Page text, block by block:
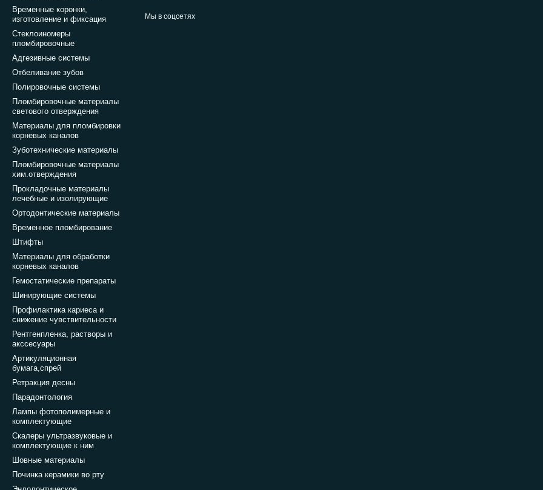
Временные коронки,
изготовление и фиксация
Стеклоиномеры
пломбировочные
Адгезивные системы
Отбеливание зубов
Полировочные системы
Пломбировочные материалы
светового отверждения
Материалы для пломбировки
корневых каналов
Зуботехнические материалы
Пломбировочные материалы
хим.отверждения
Прокладочные материалы
лечебные и изолирующие
Ортодонтические материалы
Временное пломбирование
Штифты
Материалы для обработки
корневых каналов
Гемостатические препараты
Шинирующие системы
Профилактика кариеса и
снижение чувствительности
Рентгенпленка, растворы и
акссесуары
Артикуляционная
бумага,спрей
Ретракция десны
Парадонтология
Лампы фотополимерные и
комплектующие
Скалеры ультразвуковые и
комплектующие к ним
Шовные материалы
Починка керамики во рту
Мы в соцсетях